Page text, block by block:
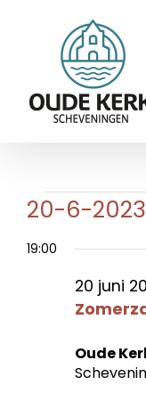
in
juni
2023
20-6-2023
Selecteer
een
datum.
19:00
20 juni
Oude